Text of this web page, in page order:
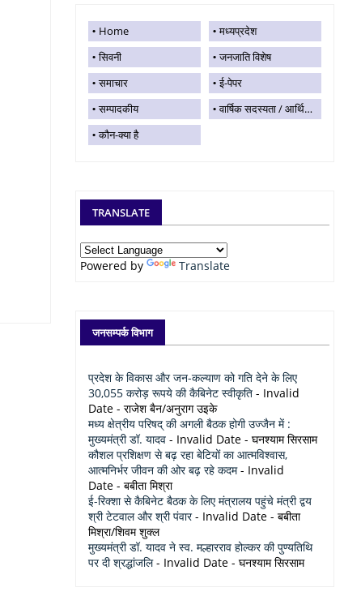
Home
मध्यप्रदेश
सिवनी
जनजाति विशेष
समाचार
ई-पेपर
सम्पादकीय
वार्षिक सदस्यता / आर्थिक सहयोग
कौन-क्या है
TRANSLATE
Powered by Translate
जनसम्पर्क विभाग
प्रदेश के विकास और जन-कल्याण को गति देने के लिए
30,055 करोड़ रूपये की कैबिनेट स्वीकृति - Invalid
Date - राजेश बैन/अनुराग उइके
मध्य क्षेत्रीय परिषद् की अगली बैठक होगी उज्जैन में :
मुख्यमंत्री डॉ. यादव - Invalid Date - घनश्याम सिरसाम
कौशल प्रशिक्षण से बढ़ रहा बेटियों का आत्मविश्वास,
आत्मनिर्भर जीवन की ओर बढ़ रहे कदम- Invalid
Date - बबीता मिश्रा
ई-रिक्शा से कैबिनेट बैठक के लिए मंत्रालय पहुंचे मंत्री द्वय
श्री टेटवाल और श्री पंवार- Invalid Date - बबीता
मिश्रा/शिवम शुक्ल
मुख्यमंत्री डॉ. यादव ने स्व. मल्हारराव होल्कर की पुण्यतिथि
पर दी श्रद्धांजलि- Invalid Date - घनश्याम सिरसाम